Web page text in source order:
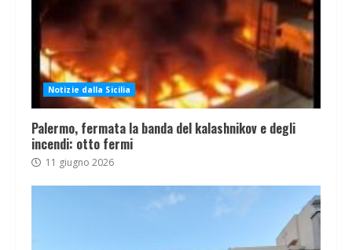
Notizie dalla Sicilia
Palermo, fermata la banda del kalashnikov e degli
incendi: otto fermi
11 giugno 2026